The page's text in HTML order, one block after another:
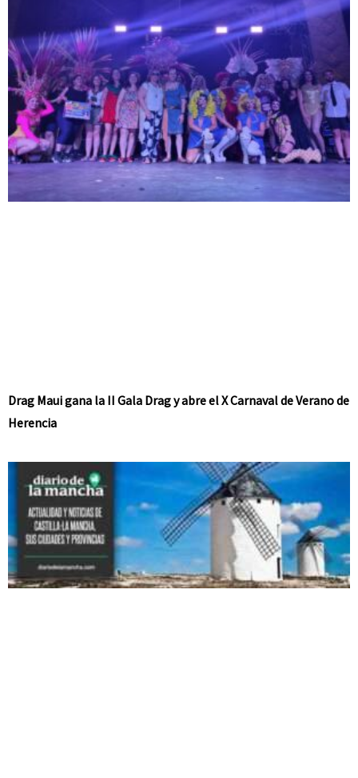
Drag Maui gana la II Gala Drag y abre el X Carnaval de Verano de
Herencia